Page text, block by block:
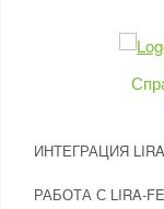
ИНТЕГРАЦИЯ
РАБОТА С LIRA-